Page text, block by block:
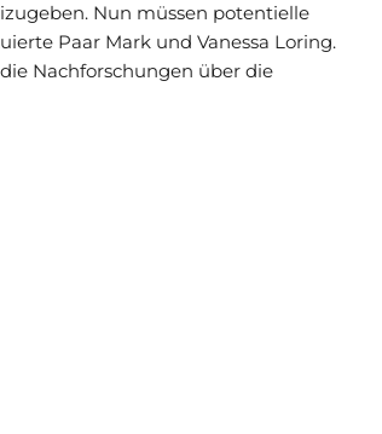
Nun müssen potentielle
Paar Mark und Vanessa Loring.
Nachforschungen über die